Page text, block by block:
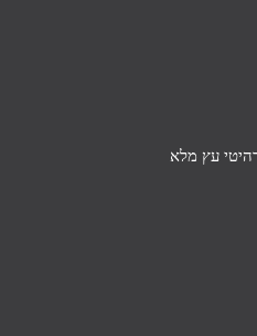
עץ מלא